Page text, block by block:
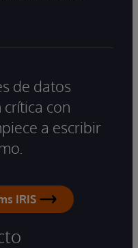
de datos
con
a escribir
IRIS